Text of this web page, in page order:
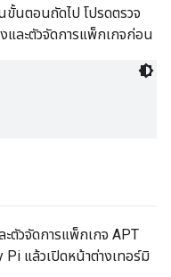
ขั้นตอนถัดไป โปรดตรวจ
และตัวจัดการแพ็กเกจก่อน
ตัวจัดการแพ็กเกจ APT
แล้วเปิดหน้าต่างเทอร์มิ